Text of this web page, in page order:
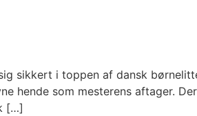
sikkert i toppen af dansk
hende som mesterens aftager.
[…]